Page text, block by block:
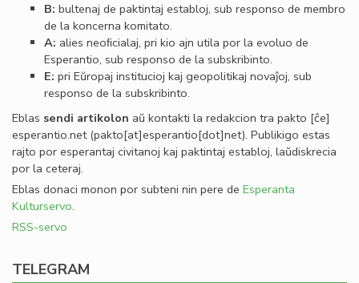
B: bultenaj de paktintaj establoj, sub responso de membro
de la koncerna komitato.
A: alies neoﬁcialaj, pri kio ajn utila por la evoluo de
Esperantio, sub responso de la subskribinto.
E: pri Eŭropaj institucioj kaj geopolitikaj novaĵoj, sub
responso de la subskribinto.
Eblas sendi artikolon aŭ kontakti la redakcion tra pakto [ĉe]
esperantio.net(pakto[at]esperantio[dot]net). Publikigo estas
rajto por esperantaj civitanoj kaj paktintaj establoj, laŭdiskrecia
por la ceteraj.
Eblas donaci monon por subteni nin pere de Esperanta
Kulturservo.
RSS-servo
TELEGRAM